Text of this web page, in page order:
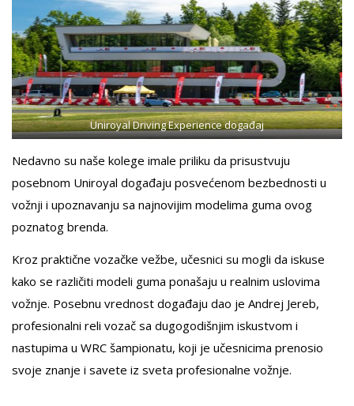
Uniroyal Driving Experience događaj
Nedavno su naše kolege imale priliku da prisustvuju
posebnom Uniroyal događaju posvećenom bezbednosti u
vožnji i upoznavanju sa najnovijim modelima guma ovog
poznatog brenda.
Kroz praktične vozačke vežbe, učesnici su mogli da iskuse
kako se različiti modeli guma ponašaju u realnim uslovima
vožnje. Posebnu vrednost događaju dao je Andrej Jereb,
profesionalni reli vozač sa dugogodišnjim iskustvom i
nastupima u WRC šampionatu, koji je učesnicima prenosio
svoje znanje i savete iz sveta profesionalne vožnje.